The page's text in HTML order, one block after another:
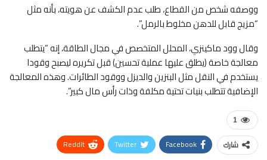
ووصفه شخص من القطاع، طلب عدم الكشف عن هويته، بأنه مثل
“مزيج قابل للدهن مخلوط بالرمل”.
وقال وود ماكينزي، المحلل المتخصص في مجال الطاقة، إنه “يتطلب
معالجة خاصة (يطلق عليها عملية تحسين) قبل تكريره ليصبح وقودا
يستخدم في النقل مثل البنزين والديزل ووقود الطائرات. وهذه المعالجة
الإضافية تتطلب بنيات تحتية مكلفة وذات رأس مال كبير”.
1
شارك Facebook
Twitter
ReddIt